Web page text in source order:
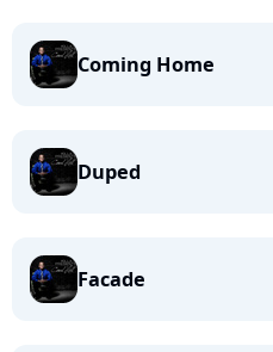
Coming Home
Duped
Facade